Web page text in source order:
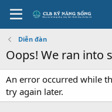
Diễn đàn
Oops! We ran into
An error occurred while
try again later.